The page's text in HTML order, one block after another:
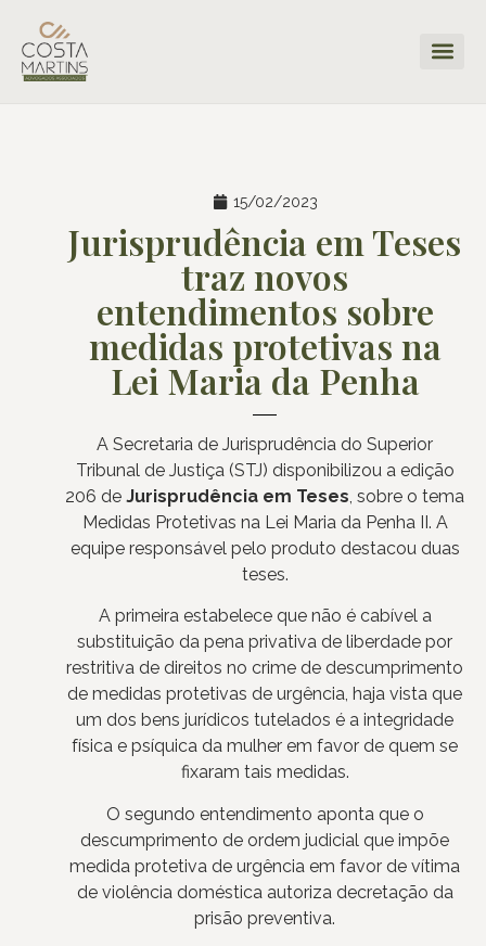
15/02/2023
Jurisprudência em Teses
traz novos
entendimentos sobre
medidas protetivas na
Lei Maria da Penha
A Secretaria de Jurisprudência do Superior
Tribunal de Justiça (STJ) disponibilizou a edição
206 de Jurisprudência em Teses, sobre o tema
Medidas Protetivas na Lei Maria da Penha II. A
equipe responsável pelo produto destacou duas
teses.
A primeira estabelece que não é cabível a
substituição da pena privativa de liberdade por
restritiva de direitos no crime de descumprimento
de medidas protetivas de urgência, haja vista que
um dos bens jurídicos tutelados é a integridade
física e psíquica da mulher em favor de quem se
fixaram tais medidas.
O segundo entendimento aponta que o
descumprimento de ordem judicial que impõe
medida protetiva de urgência em favor de vítima
de violência doméstica autoriza decretação da
prisão preventiva.